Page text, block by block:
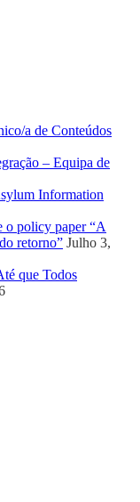
a de Conteúdos
– Equipa de
Information
o policy paper “A
retorno” Julho 3,
que Todos